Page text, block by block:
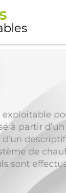
à partir d’un
d’un
de
sont